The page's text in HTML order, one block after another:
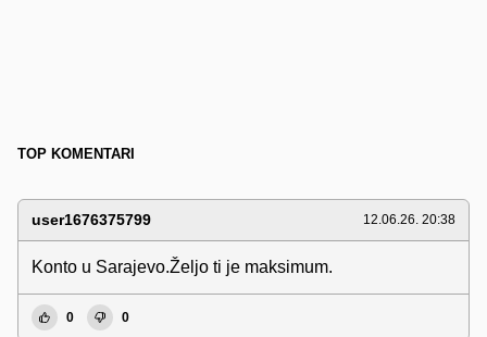
TOP KOMENTARI
user1676375799 12.06.26. 20:38
Konto u Sarajevo.Željo ti je maksimum.
0 0